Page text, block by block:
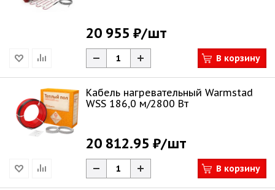
20 955 ₽/шт
В корзину
Кабель нагревательный Warmstad
WSS 186,0 м/2800 Вт
20 812.95 ₽/шт
В корзину